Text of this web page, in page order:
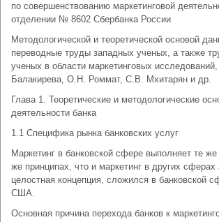
по совершенствованию маркетинговой
отделении № 8602 Сбербанка России
Методологической и теоретической основой
переводные труды западных ученых, а также
ученых в области маркетинговых
Балакирева, О.Н. Роммат, С.В. Мхитарян и др.
Глава 1. Теоретические и методологические
деятельности банка
1.1 Специфика рынка банковских услуг
Маркетинг в банковской сфере выполняет те
же принципах, что и маркетинг в других сферах
целостная концепция, сложился в банковской
США.
Основная причина перехода банков к